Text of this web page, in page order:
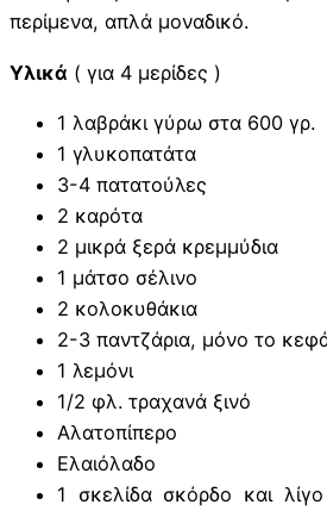
περίμενα, απλά μοναδικό.
Υλικά ( για 4 μερίδες )
1 λαβράκι γύρω στα 600 γρ.
1 γλυκοπατάτα
3-4 πατατούλες
2 καρότα
2 μικρά ξερά κρεμμύδια
1 μάτσο σέλινο
2 κολοκυθάκια
2-3 παντζάρια, μόνο το
1 λεμόνι
1/2 φλ. τραχανά ξινό
Αλατοπίπερο
Ελαιόλαδο
1 σκελίδα σκόρδο και